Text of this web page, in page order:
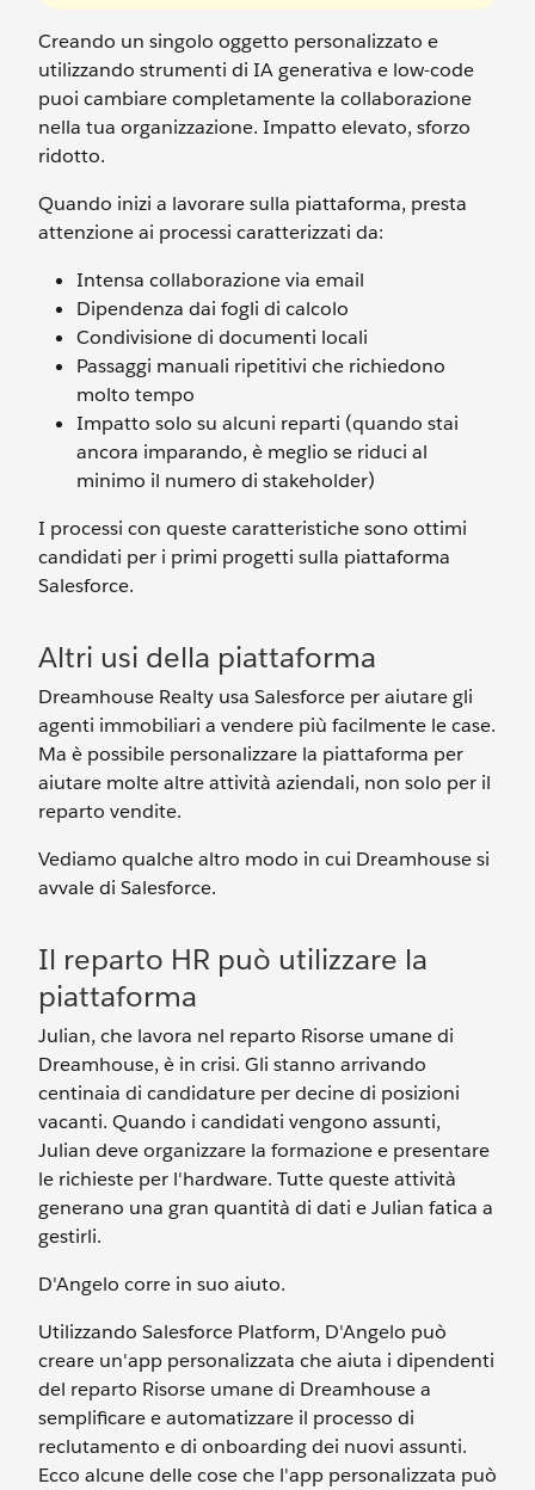
Creando un singolo oggetto personalizzato e
utilizzando strumenti di IA generativa e low-code
puoi cambiare completamente la collaborazione
nella tua organizzazione. Impatto elevato, sforzo
ridotto.
Quando inizi a lavorare sulla piattaforma, presta
attenzione ai processi caratterizzati da:
Intensa collaborazione via email
Dipendenza dai fogli di calcolo
Condivisione di documenti locali
Passaggi manuali ripetitivi che richiedono
molto tempo
Impatto solo su alcuni reparti (quando stai
ancora imparando, è meglio se riduci al
minimo il numero di stakeholder)
I processi con queste caratteristiche sono ottimi
candidati per i primi progetti sulla piattaforma
Salesforce.
Altri usi della piattaforma
Dreamhouse Realty usa Salesforce per aiutare gli
agenti immobiliari a vendere più facilmente le case.
Ma è possibile personalizzare la piattaforma per
aiutare molte altre attività aziendali, non solo per il
reparto vendite.
Vediamo qualche altro modo in cui Dreamhouse si
avvale di Salesforce.
Il reparto HR può utilizzare la
piattaforma
Julian, che lavora nel reparto Risorse umane di
Dreamhouse, è in crisi. Gli stanno arrivando
centinaia di candidature per decine di posizioni
vacanti. Quando i candidati vengono assunti,
Julian deve organizzare la formazione e presentare
le richieste per l'hardware. Tutte queste attività
generano una gran quantità di dati e Julian fatica a
gestirli.
D'Angelo corre in suo aiuto.
Utilizzando Salesforce Platform, D'Angelo può
creare un'app personalizzata che aiuta i dipendenti
del reparto Risorse umane di Dreamhouse a
semplificare e automatizzare il processo di
reclutamento e di onboarding dei nuovi assunti.
Ecco alcune delle cose che l'app personalizzata può